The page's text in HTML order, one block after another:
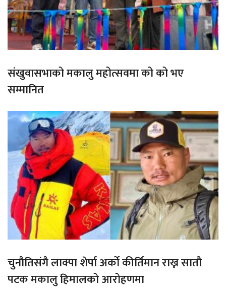
संखुवासभाको मकालु महोत्सवमा को को भए
सम्मानित
चुनौतिसंगै लाक्पा शेर्पा अर्को कीर्तिमान राख्न सातौ
पटक मकालु हिमालको आरोहणमा